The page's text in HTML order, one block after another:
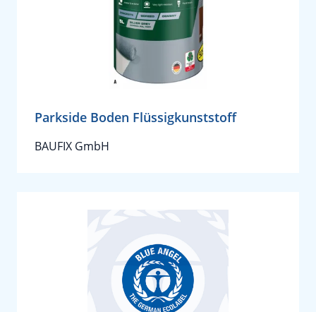
Parkside Boden Flüssigkunststoff
BAUFIX GmbH